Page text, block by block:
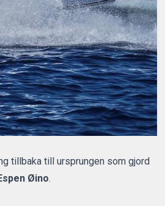
tillbaka till ursprungen som gjord
Øino.